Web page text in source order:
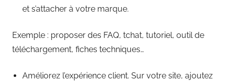
et s’attacher à votre marque.
Exemple : proposer des FAQ, tchat, tutoriel, outil de
téléchargement, fiches techniques…
Améliorez l’expérience client. Sur votre site, ajoutez